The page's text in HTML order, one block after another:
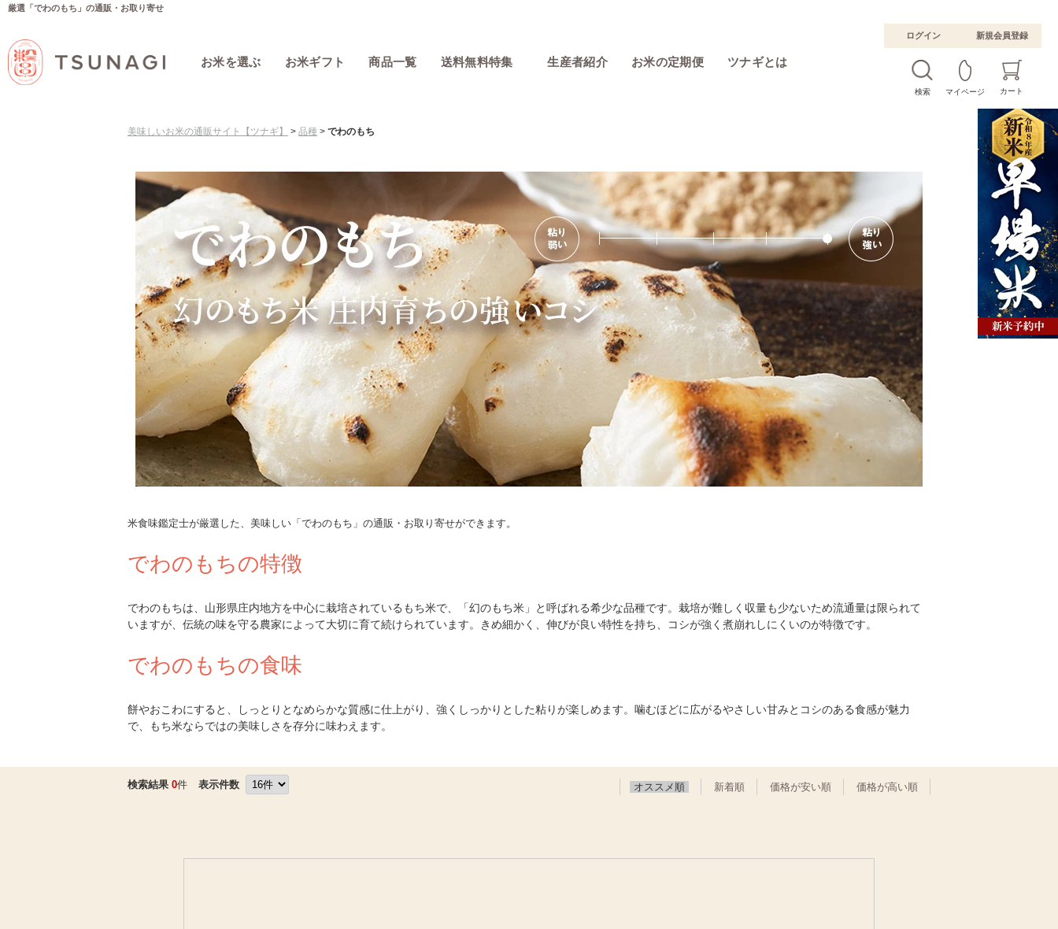
厳選「でわのもち」の通販・お取り寄せ
お米を選ぶ お米ギフト 商品一覧 送料無料特集 生産者紹介 お米の定期便 ツナギとは
ログイン 新規会員登録
検索 マイページ カート
美味しいお米の通販サイト【ツナギ】 > 品種 > でわのもち
米食味鑑定士が厳選した、美味しい「でわのもち」の通販・お取り寄せができます。
でわのもちの特徴
でわのもちは、山形県庄内地方を中心に栽培されているもち米で、「幻のもち米」と呼ばれる希少な品種です。栽培が難しく収量も少ないため流通量は限られて
いますが、伝統の味を守る農家によって大切に育て続けられています。きめ細かく、伸びが良い特性を持ち、コシが強く煮崩れしにくいのが特徴です。
でわのもちの食味
餅やおこわにすると、しっとりとなめらかな質感に仕上がり、強くしっかりとした粘りが楽しめます。噛むほどに広がるやさしい甘みとコシのある食感が魅力
で、もち米ならではの美味しさを存分に味わえます。
検索結果 0件 表示件数 オススメ順 新着順 価格が安い順 価格が高い順